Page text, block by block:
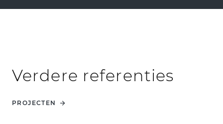
Verdere referenties
PROJECTEN